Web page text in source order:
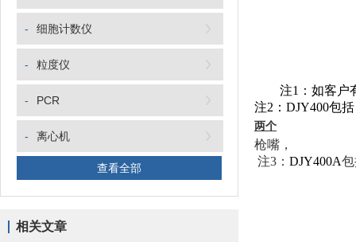
- 细胞计数仪
- 粒度仪
- PCR
- 离心机
查看全部
相关文章
注1 ：如客
注2 ： DJY400包
两个
枪嘴，
注3 ： DJY400A